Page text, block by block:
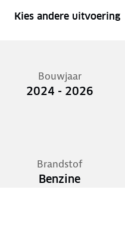
Kies andere uitvoering
Bouwjaar
2024 - 2026
Brandstof
Benzine